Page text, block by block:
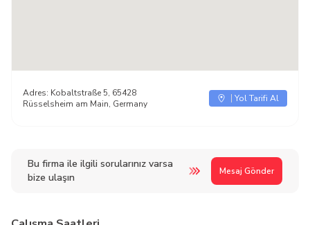
Bu firma ile ilgili sorularınız varsa
bize ulaşın
Mesaj Gönder
Adres: Kobaltstraße 5, 65428
Rüsselsheim am Main, Germany
Yol Tarifi Al